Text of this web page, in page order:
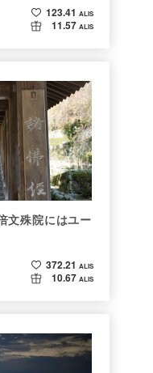
123.41 ALIS
11.57 ALIS
文殊院にはユー
372.21 ALIS
10.67 ALIS